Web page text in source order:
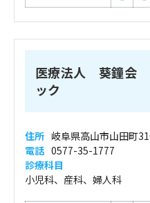
医療法人 葵鐘会
ック
住所 岐阜県高山市山田町
電話 0577-35-1777
診療科目
小児科、産科、婦人科